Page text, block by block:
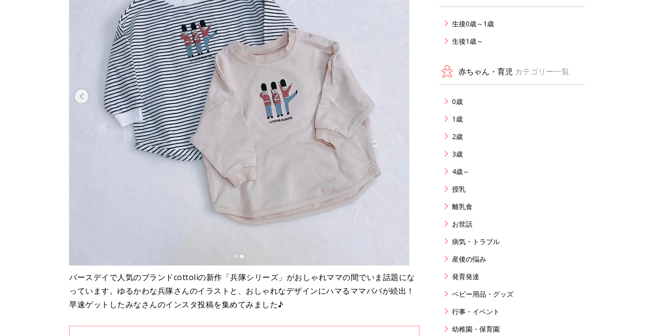
バースデイで人気のブランドcottoliの新作「兵隊シリーズ」がおしゃれママの間でいま話題にな
っています。ゆるかわな兵隊さんのイラストと、おしゃれなデザインにハマるママパパが続出！
早速ゲットしたみなさんのインスタ投稿を集めてみました♪
生後0歳～1歳
生後1歳～
赤ちゃん・育児 カテゴリー一覧
0歳
1歳
2歳
3歳
4歳～
授乳
離乳食
お世話
病気・トラブル
産後の悩み
発育発達
ベビー用品・グッズ
行事・イベント
幼稚園・保育園